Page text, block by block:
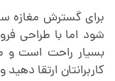
س
ا
برای گسترش مغازه
شود اما با طراحی
بسیار راحت است و
کاربرانتان ارتقا